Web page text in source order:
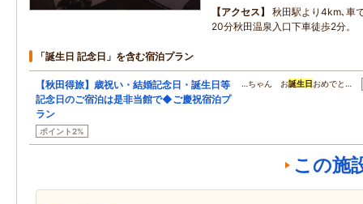
アクセス
秋田駅より4km､車
20分秋田温泉入口下車徒歩2分。
「誕生日 記念日」を含む宿泊プラン
【秋田得旅】歳祝い・結婚記念日・誕生日等
記念日のご宿泊は是非当館で◆ご慶祝宿泊プ
ラン
ポイント2%
…ちゃん お誕生日 おめでと…
この施